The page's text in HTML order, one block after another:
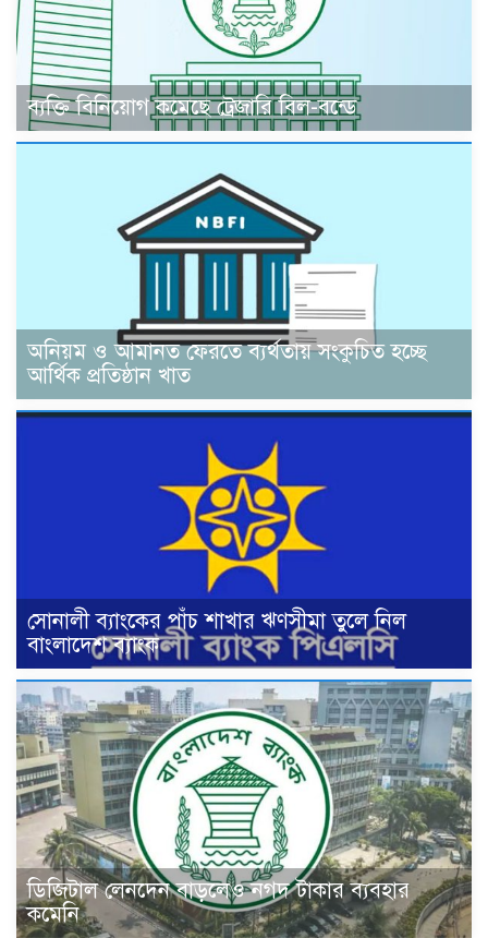
ব্যক্তি বিনিয়োগ কমেছে ট্রেজারি বিল-বন্ডে
অনিয়ম ও আমানত ফেরতে ব্যর্থতায় সংকুচিত হচ্ছে
আর্থিক প্রতিষ্ঠান খাত
সোনালী ব্যাংকের পাঁচ শাখার ঋণসীমা তুলে নিল
বাংলাদেশ ব্যাংক
ডিজিটাল লেনদেন বাড়লেও নগদ টাকার ব্যবহার
কমেনি